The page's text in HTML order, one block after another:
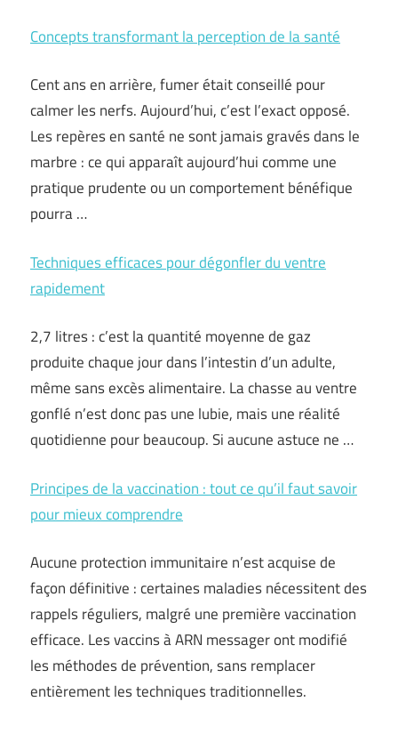
Concepts transformant la perception de la santé
Cent ans en arrière, fumer était conseillé pour
calmer les nerfs. Aujourd’hui, c’est l’exact opposé.
Les repères en santé ne sont jamais gravés dans le
marbre : ce qui apparaît aujourd’hui comme une
pratique prudente ou un comportement bénéfique
pourra …
Techniques efficaces pour dégonfler du ventre
rapidement
2,7 litres : c’est la quantité moyenne de gaz
produite chaque jour dans l’intestin d’un adulte,
même sans excès alimentaire. La chasse au ventre
gonflé n’est donc pas une lubie, mais une réalité
quotidienne pour beaucoup. Si aucune astuce ne …
Principes de la vaccination : tout ce qu’il faut savoir
pour mieux comprendre
Aucune protection immunitaire n’est acquise de
façon définitive : certaines maladies nécessitent des
rappels réguliers, malgré une première vaccination
efficace. Les vaccins à ARN messager ont modifié
les méthodes de prévention, sans remplacer
entièrement les techniques traditionnelles.